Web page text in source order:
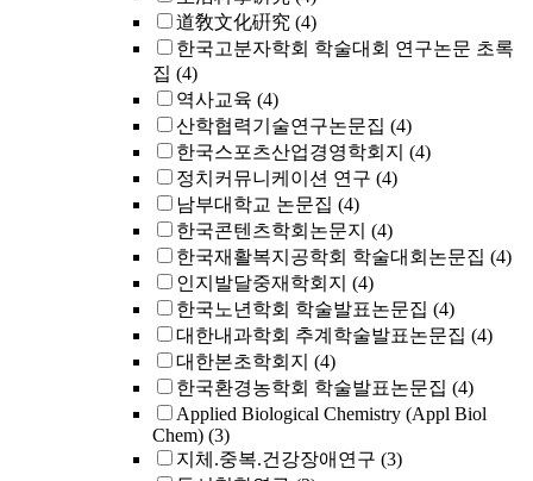
道敎文化硏究 (4)
한국고분자학회 학술대회 연구논문 초록
집 (4)
역사교육 (4)
산학협력기술연구논문집 (4)
한국스포츠산업경영학회지 (4)
정치커뮤니케이션 연구 (4)
남부대학교 논문집 (4)
한국콘텐츠학회논문지 (4)
한국재활복지공학회 학술대회논문집 (4)
인지발달중재학회지 (4)
한국노년학회 학술발표논문집 (4)
대한내과학회 추계학술발표논문집 (4)
대한본초학회지 (4)
한국환경농학회 학술발표논문집 (4)
Applied Biological Chemistry (Appl Biol
Chem) (3)
지체.중복.건강장애연구 (3)